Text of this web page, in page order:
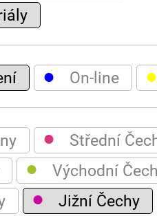
● On-line ●
● Střední
● Východní
● Jižní Čechy